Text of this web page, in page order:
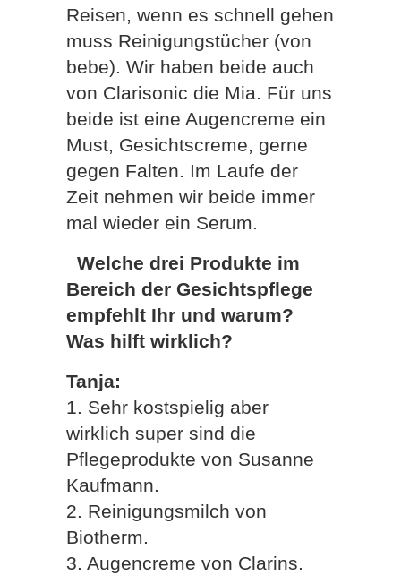
Reisen, wenn es schnell gehen
muss Reinigungstücher (von
bebe). Wir haben beide auch
von Clarisonic die Mia. Für uns
beide ist eine Augencreme ein
Must, Gesichtscreme, gerne
gegen Falten. Im Laufe der
Zeit nehmen wir beide immer
mal wieder ein Serum.
Welche drei Produkte im
Bereich der Gesichtspflege
empfehlt Ihr und warum?
Was hilft wirklich?
Tanja:
1. Sehr kostspielig aber
wirklich super sind die
Pflegeprodukte von Susanne
Kaufmann.
2. Reinigungsmilch von
Biotherm.
3. Augencreme von Clarins.